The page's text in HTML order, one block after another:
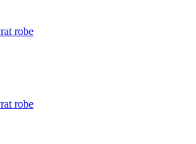
robe
robe